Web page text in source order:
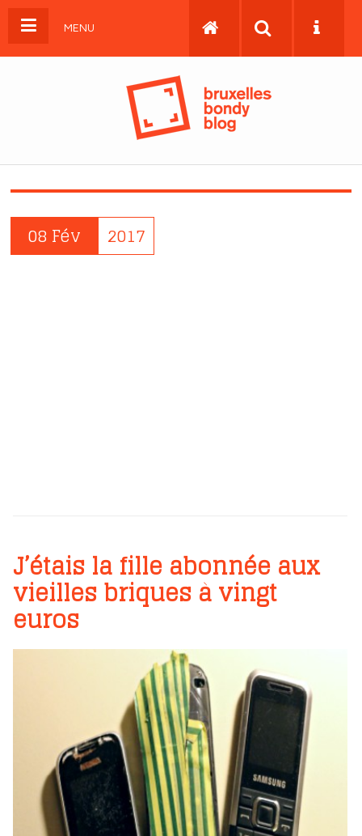
MENU
08 Fév 2017
J’étais la fille abonnée aux
vieilles briques à vingt
euros